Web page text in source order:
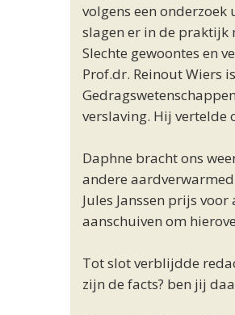
volgens een onderzoek
slagen er in de praktijk
Slechte gewoontes en
Prof.dr. Reinout Wiers
verslaving. Hij vertelde
Daphne bracht ons
andere
Jules Janssen prijs
aanschuiven om
Tot slot verblijdde
zijn de facts? ben jij